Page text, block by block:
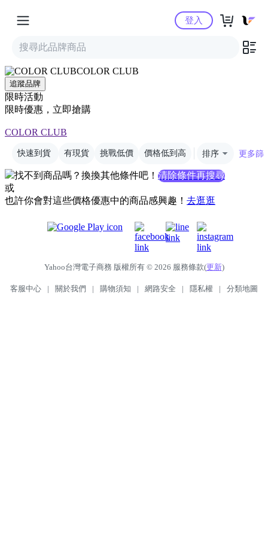
Yahoo購物中心
登入
COLOR CLUB
追蹤品牌
限時活動
限時優惠，立即搶購
COLOR CLUB
快速到貨 有現貨 挑戰低價 價格低到高 排序 更多篩
找不到商品嗎？換換其他條件吧！ 清除條件再搜尋
或
也許你會對這些價格優惠中的商品感興趣！ 去逛逛
Yahoo台灣電子商務 版權所有 © 2026 服務條款(更新)
客服中心 | 關於我們 | 購物須知 | 網路安全 | 隱私權 | 分類地圖